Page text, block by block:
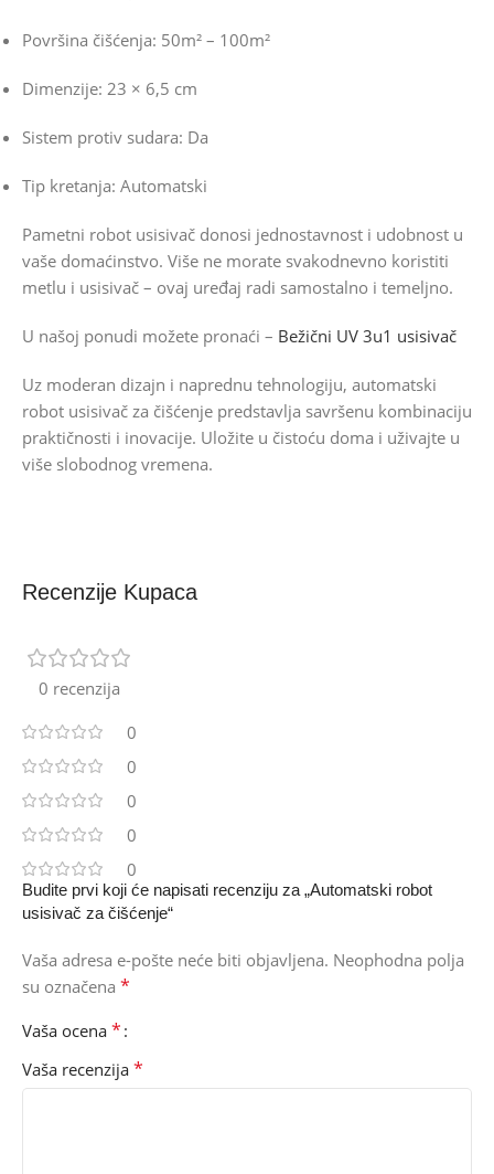
Površina čišćenja: 50m² – 100m²
Dimenzije: 23 × 6,5 cm
Sistem protiv sudara: Da
Tip kretanja: Automatski
Pametni robot usisivač donosi jednostavnost i udobnost u
vaše domaćinstvo. Više ne morate svakodnevno koristiti
metlu i usisivač – ovaj uređaj radi samostalno i temeljno.
U našoj ponudi možete pronaći – Bežični UV 3u1 usisivač
Uz moderan dizajn i naprednu tehnologiju, automatski
robot usisivač za čišćenje predstavlja savršenu kombinaciju
praktičnosti i inovacije. Uložite u čistoću doma i uživajte u
više slobodnog vremena.
Recenzije Kupaca
0 recenzija
0
0
0
0
0
Budite prvi koji će napisati recenziju za „Automatski robot
usisivač za čišćenje“
Vaša adresa e-pošte neće biti objavljena. Neophodna polja
su označena *
Vaša ocena *
Vaša recenzija *